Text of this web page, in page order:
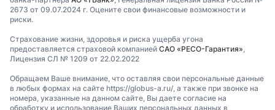
2673 от 09.07.2024 г. Оцените свои финансовые возможности и
риски.
Страхование жизни, здоровья и риска ущерба угона
предоставляется страховой компанией САО «РЕСО-Гарантия»
Лицензия СЛ № 1209 от 22.02.2022
Обращаем Ваше внимание, что оставляя свои персональные данные
в любых формах на сайте https://globus-a.ru/, а также при звонке на
номера, указанные на данном сайте, Вы даете согласие на
обработку и использование Ваших персональных данных в